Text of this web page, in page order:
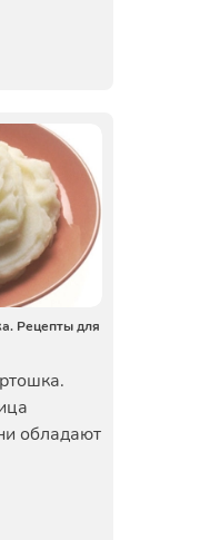
Рецепты для
обладают